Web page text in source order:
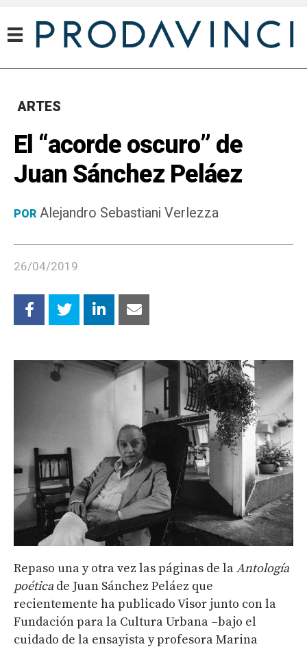
ARTES
El “acorde oscuro” de
Juan Sánchez Peláez
POR Alejandro Sebastiani Verlezza
26/04/2019
Repaso una y otra vez las páginas de laAntología
poética de Juan Sánchez Peláez que
recientemente ha publicado Visor junto con la
Fundación para la Cultura Urbana –bajo el
cuidado de la ensayista y profesora Marina